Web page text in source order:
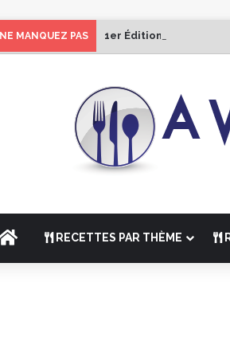
NE MANQUEZ PAS 1er Édition de “La
ACCUEILRECETTES PAR THÈME